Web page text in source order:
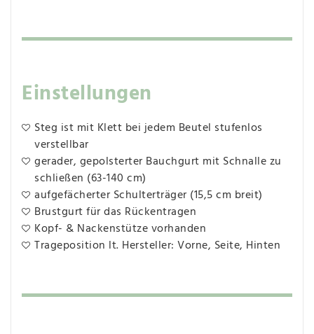
Einstellungen
Steg ist mit Klett bei jedem Beutel stufenlos
verstellbar
gerader, gepolsterter Bauchgurt mit Schnalle zu
schließen (63-140 cm)
aufgefächerter Schulterträger (15,5 cm breit)
Brustgurt für das Rückentragen
Kopf- & Nackenstütze vorhanden
Trageposition lt. Hersteller: Vorne, Seite, Hinten